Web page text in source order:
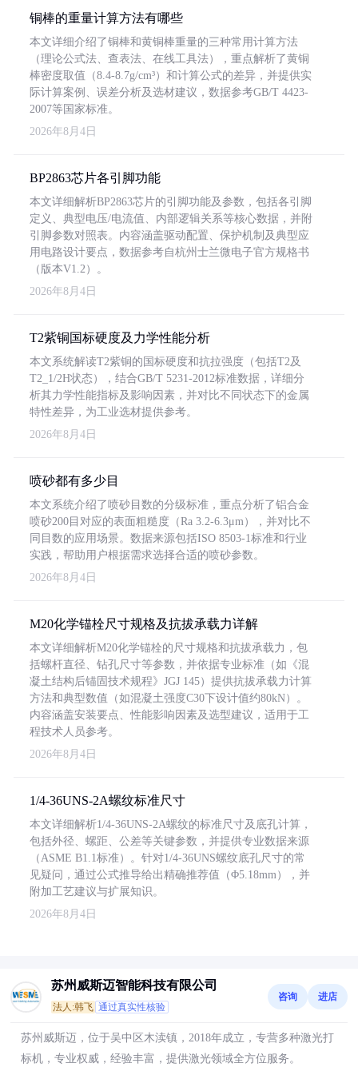
铜棒的重量计算方法有哪些
本文详细介绍了铜棒和黄铜棒重量的三种常用计算方法
（理论公式法、查表法、在线工具法），重点解析了黄铜
棒密度取值（8.4-8.7g/cm³）和计算公式的差异，并提供实
际计算案例、误差分析及选材建议，数据参考GB/T 4423-
2007等国家标准。
2026年8月4日
BP2863芯片各引脚功能
本文详细解析BP2863芯片的引脚功能及参数，包括各引脚
定义、典型电压/电流值、内部逻辑关系等核心数据，并附
引脚参数对照表。内容涵盖驱动配置、保护机制及典型应
用电路设计要点，数据参考自杭州士兰微电子官方规格书
（版本V1.2）。
2026年8月4日
T2紫铜国标硬度及力学性能分析
本文系统解读T2紫铜的国标硬度和抗拉强度（包括T2及
T2_1/2H状态），结合GB/T 5231-2012标准数据，详细分
析其力学性能指标及影响因素，并对比不同状态下的金属
特性差异，为工业选材提供参考。
2026年8月4日
喷砂都有多少目
本文系统介绍了喷砂目数的分级标准，重点分析了铝合金
喷砂200目对应的表面粗糙度（Ra 3.2-6.3μm），并对比不
同目数的应用场景。数据来源包括ISO 8503-1标准和行业
实践，帮助用户根据需求选择合适的喷砂参数。
2026年8月4日
M20化学锚栓尺寸规格及抗拔承载力详解
本文详细解析M20化学锚栓的尺寸规格和抗拔承载力，包
括螺杆直径、钻孔尺寸等参数，并依据专业标准（如《混
凝土结构后锚固技术规程》JGJ 145）提供抗拔承载力计算
方法和典型数值（如混凝土强度C30下设计值约80kN）。
内容涵盖安装要点、性能影响因素及选型建议，适用于工
程技术人员参考。
2026年8月4日
1/4-36UNS-2A螺纹标准尺寸
本文详细解析1/4-36UNS-2A螺纹的标准尺寸及底孔计算，
包括外径、螺距、公差等关键参数，并提供专业数据来源
（ASME B1.1标准）。针对1/4-36UNS螺纹底孔尺寸的常
见疑问，通过公式推导给出精确推荐值（Φ5.18mm），并
附加工艺建议与扩展知识。
2026年8月4日
苏州威斯迈智能科技有限公司
法人:韩飞 通过真实性核验
咨询 进店
苏州威斯迈，位于吴中区木渎镇，2018年成立，专营多种激光打
标机，专业权威，经验丰富，提供激光领域全方位服务。